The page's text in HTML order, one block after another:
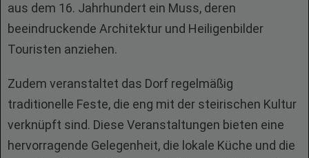
aus dem 16. Jahrhundert ein Muss, deren
beeindruckende Architektur und Heiligenbilder
Touristen anziehen.
Zudem veranstaltet das Dorf regelmäßig
traditionelle Feste, die eng mit der steirischen Kultur
verknüpft sind. Diese Veranstaltungen bieten eine
hervorragende Gelegenheit, die lokale Küche und die